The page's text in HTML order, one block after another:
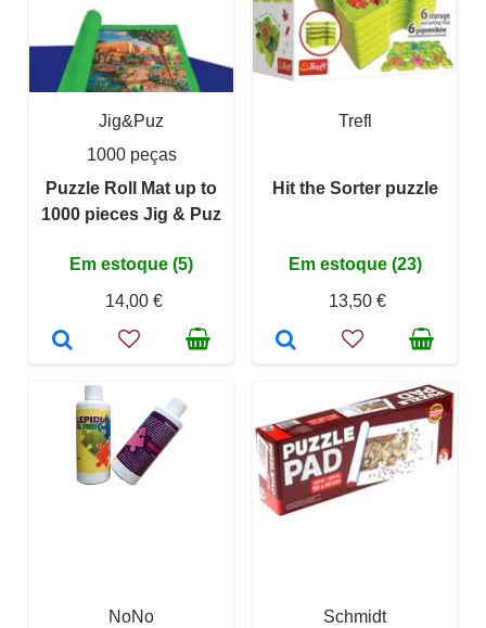
Jig&Puz
1000 peças
Puzzle Roll Mat up to
1000 pieces Jig & Puz
Em estoque (5)
14,00 €
Trefl
Hit the Sorter puzzle
Em estoque (23)
13,50 €
NoNo
Schmidt